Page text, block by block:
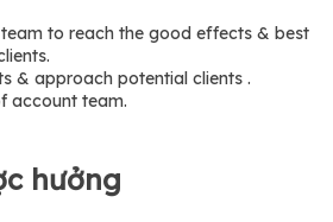
to reach the good effects & best
& approach potential clients .
account team.
hưởng